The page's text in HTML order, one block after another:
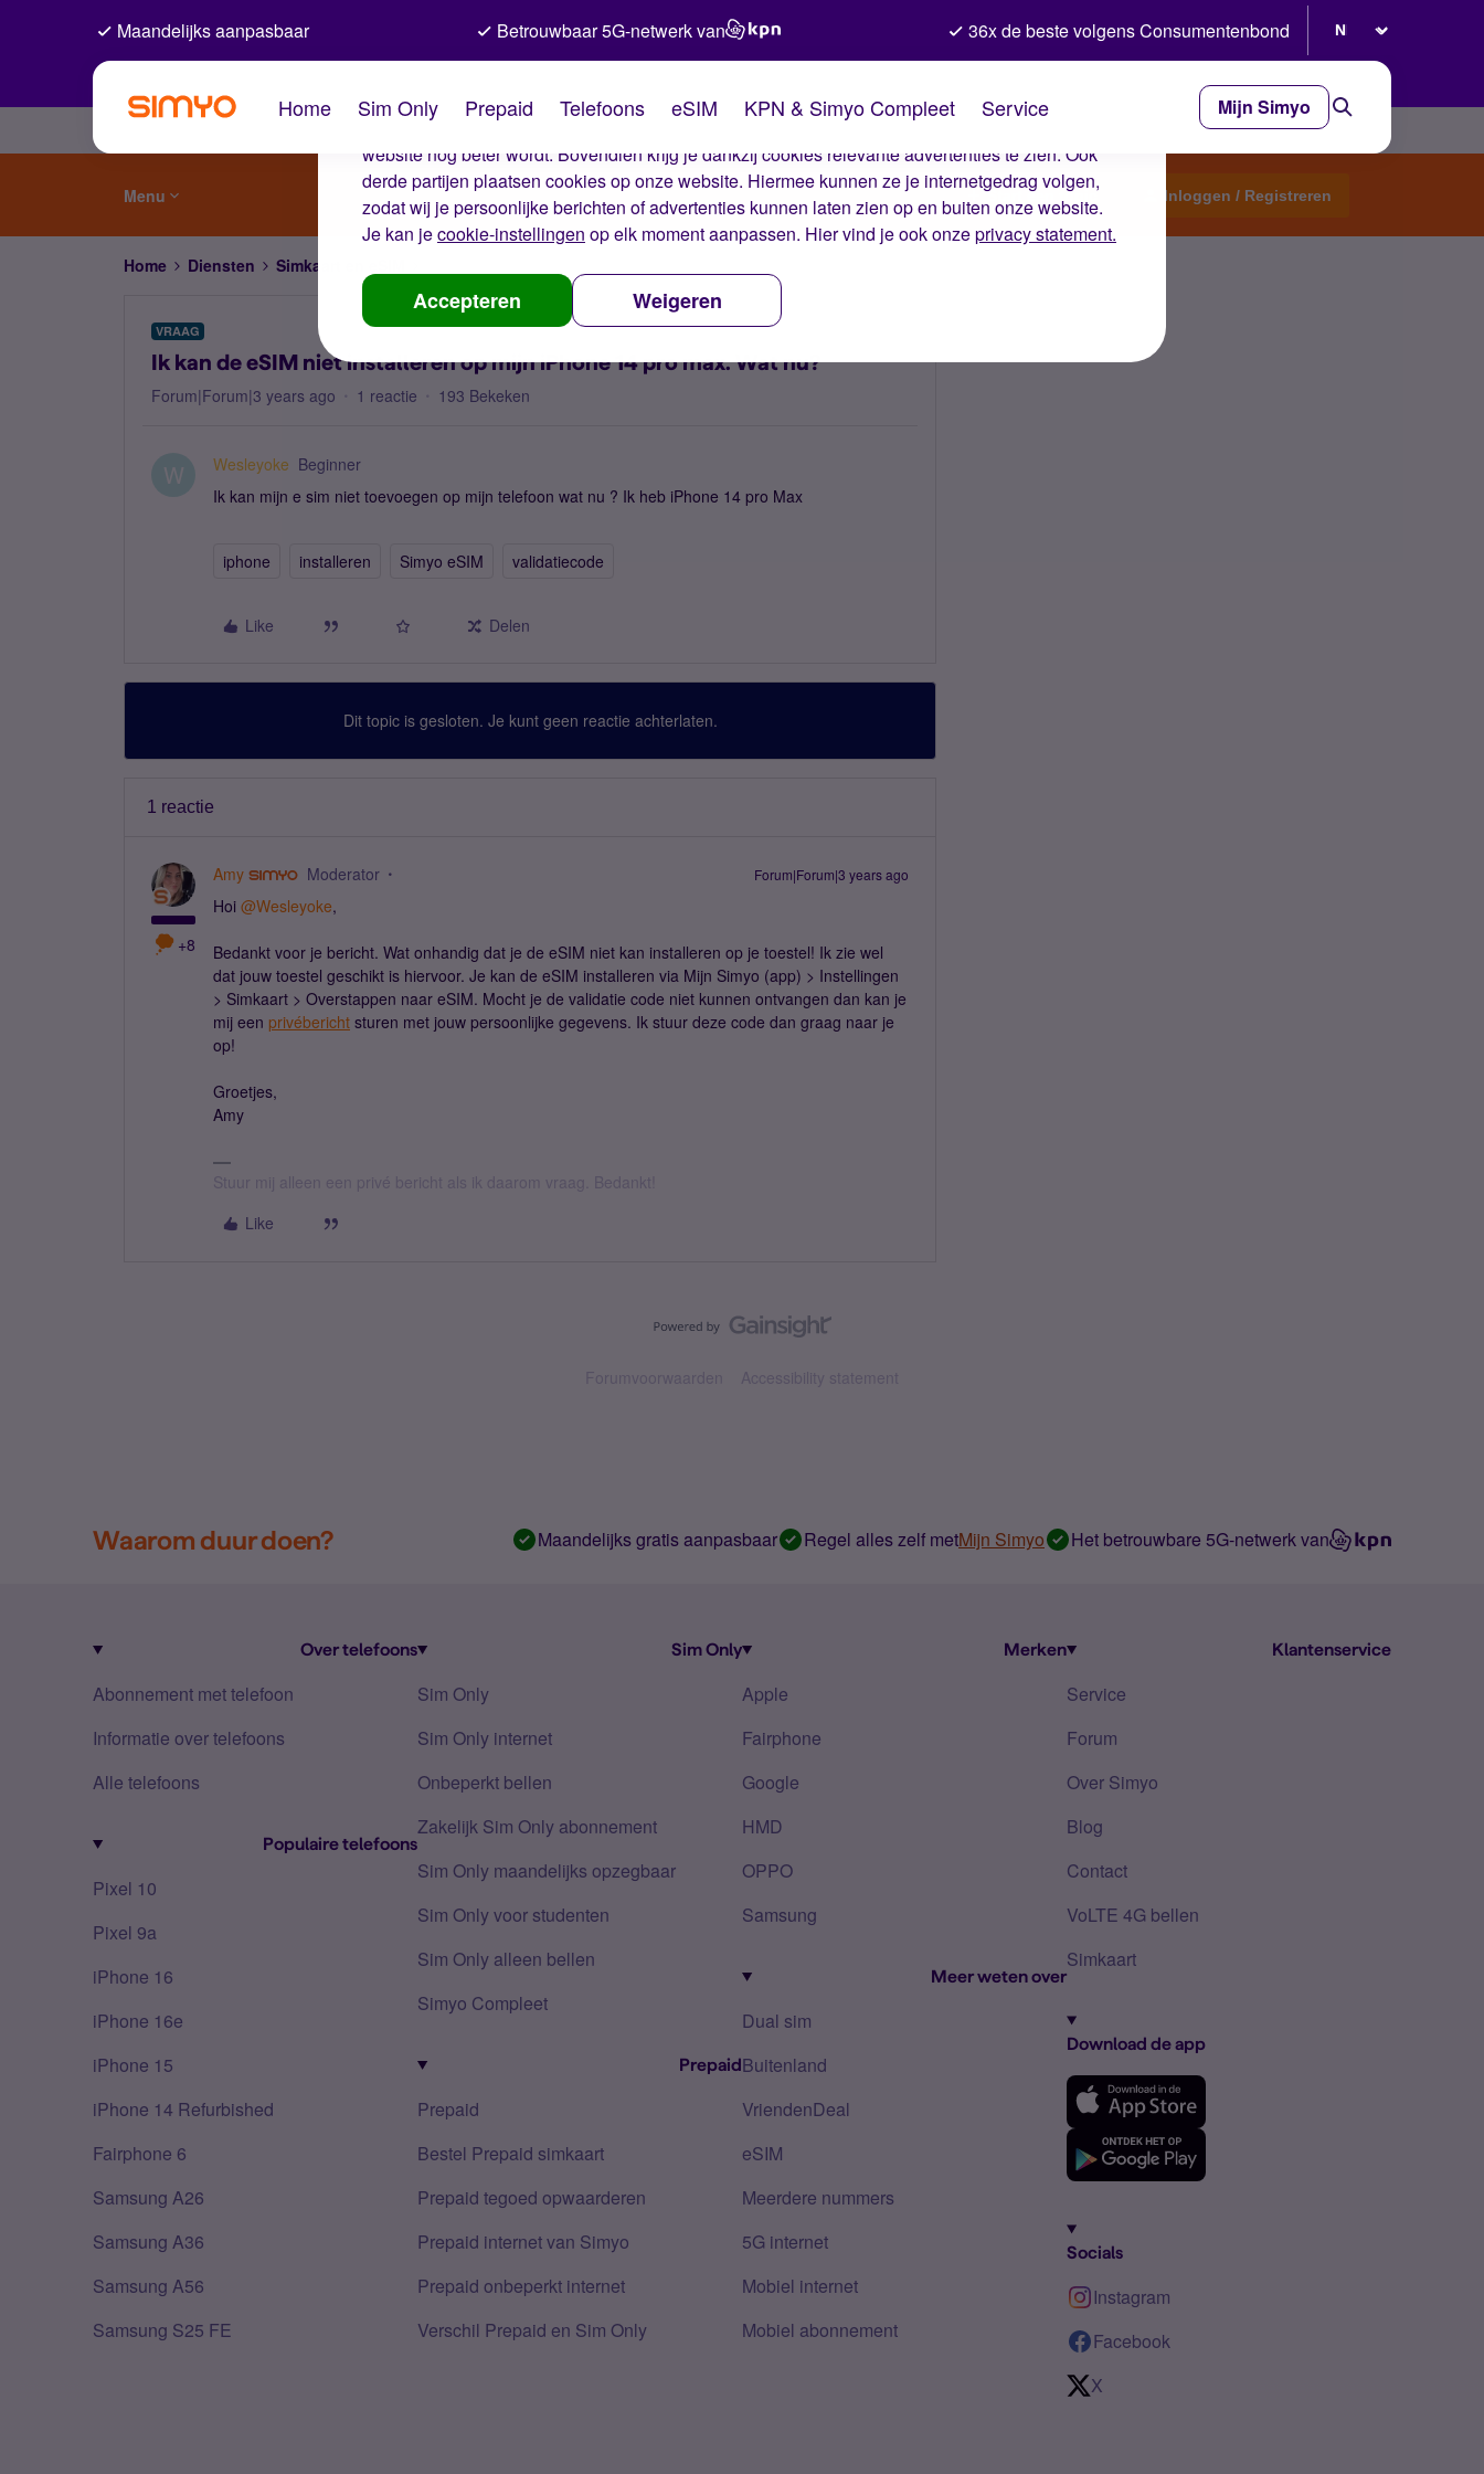
De cookies van Simyo
Wij gebruiken cookies op onze website. Met deze cookies zorgen wij ervoor dat je ervaring op de
website nog beter wordt. Bovendien krijg je dankzij cookies relevante advertenties te zien. Ook
derde partijen plaatsen cookies op onze website. Hiermee kunnen ze je internetgedrag volgen,
zodat wij je persoonlijke berichten of advertenties kunnen laten zien op en buiten onze website.
Je kan jecookie-instellingen op elk moment aanpassen. Hier vind je ook onzeprivacy statement.
Accepteren Weigeren
Maandelijks aanpasbaar Betrouwbaar 5G-netwerk van 36x de beste volgens Consumentenbond
Home Sim Only Prepaid Telefoons eSIM KPN & Simyo Compleet Service Mijn Simyo
Menu Start een topic Inloggen / Registreren
Home Diensten Simkaart en eSIM
VRAAG
Ik kan de eSIM niet installeren op mijn iPhone 14 pro max. Wat nu?
Forum|Forum|3 years ago 1 reactie 193 Bekeken
W Wesleyoke Beginner
Ik kan mijn e sim niet toevoegen op mijn telefoon wat nu ? Ik heb iPhone 14 pro Max
iphone installeren Simyo eSIM validatiecode
Like Delen
Dit topic is gesloten. Je kunt geen reactie achterlaten.
1 reactie
+8
Amy Moderator Forum|Forum|3 years ago
Hoi @Wesleyoke,
Bedankt voor je bericht. Wat onhandig dat je de eSIM niet kan installeren op je toestel! Ik zie wel
dat jouw toestel geschikt is hiervoor. Je kan de eSIM installeren via Mijn Simyo (app) > Instellingen
> Simkaart > Overstappen naar eSIM. Mocht je de validatie code niet kunnen ontvangen dan kan je
mij een privébericht sturen met jouw persoonlijke gegevens. Ik stuur deze code dan graag naar je
op!
Groetjes,
Amy
Stuur mij alleen een privé bericht als ik daarom vraag. Bedankt!
Like
Forumvoorwaarden Accessibility statement
Waarom duur doen? Maandelijks gratis aanpasbaar Regel alles zelf metMijn Simyo Het betrouwbare 5G-netwerk van
Over telefoons
Abonnement met telefoon
Informatie over telefoons
Alle telefoons
Populaire telefoons
Pixel 10
Pixel 9a
iPhone 16
iPhone 16e
iPhone 15
iPhone 14 Refurbished
Fairphone 6
Samsung A26
Samsung A36
Samsung A56
Samsung S25 FE
Sim Only
Sim Only
Sim Only internet
Onbeperkt bellen
Zakelijk Sim Only abonnement
Sim Only maandelijks opzegbaar
Sim Only voor studenten
Sim Only alleen bellen
Simyo Compleet
Prepaid
Prepaid
Bestel Prepaid simkaart
Prepaid tegoed opwaarderen
Prepaid internet van Simyo
Prepaid onbeperkt internet
Verschil Prepaid en Sim Only
Merken
Apple
Fairphone
Google
HMD
OPPO
Samsung
Meer weten over
Dual sim
Buitenland
VriendenDeal
eSIM
Meerdere nummers
5G internet
Mobiel internet
Mobiel abonnement
Klantenservice
Service
Forum
Over Simyo
Blog
Contact
VoLTE 4G bellen
Simkaart
Download de app
Socials
Instagram
Facebook
X